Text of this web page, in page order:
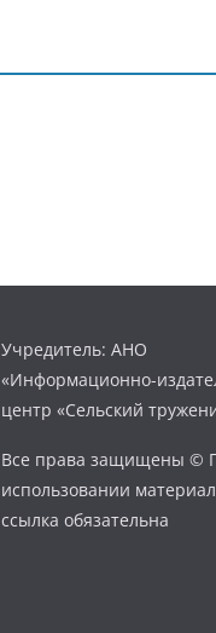
Учредитель: АНО
«Информационно-
центр «Сельский
Все права защищены ©
использовании
ссылка обязательна